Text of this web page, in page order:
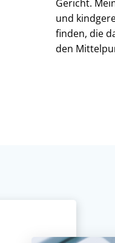
Gericht.
und
finden, die
den